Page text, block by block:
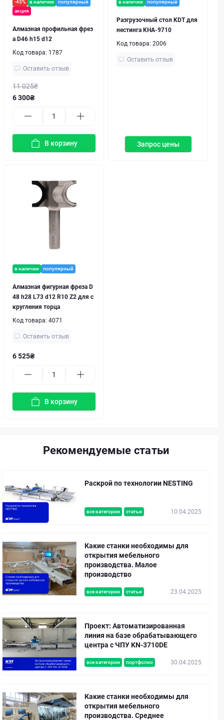
-43% в наличии
популярный
акция
Алмазная профильная фрез
а D46 h15 d12
Код товара: 1787
Оставить отзыв
11 025₴
6 300₴
В корзину
в наличии популярный
Разгрузочный стол KDT для
нестинга KHA-9710
Код товара: 2006
Оставить отзыв
Запрос цены
в наличии популярный
Алмазная фигурная фреза D
48 h28 L73 d12 R10 Z2 для с
кругления торца
Код товара: 4071
Оставить отзыв
6 525₴
В корзину
Рекомендуемые статьи
все категории статьи 10.04.2025
Раскрой по технологии NESTING
все категории статьи 23.04.2025
Какие станки необходимы для
открытия мебельного
производства. Малое
производство
все категории портфолио 30.04.2025
Проект: Автоматизированная
линия на базе обрабатывающего
центра с ЧПУ KN-3710DE
Какие станки необходимы для
открытия мебельного
производства. Среднее